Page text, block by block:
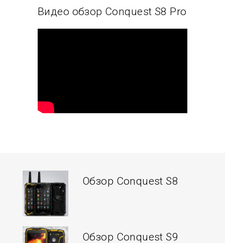
Видео обзор Conquest S8 Pro
Обзор Conquest S8
Обзор Conquest S9